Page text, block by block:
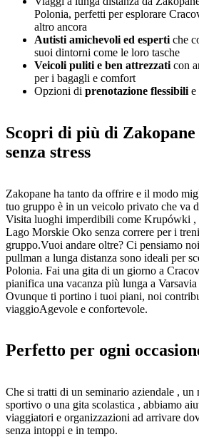
Polonia, perfetti per esplorare
altro ancora
Autisti amichevoli ed esperti che
suoi dintorni come le loro tasche
Veicoli puliti e ben attrezzati con
per i bagagli e comfort
Opzioni di prenotazione flessibili e
Scopri di più di Zakopane
senza stress
Zakopane ha tanto da offrire e il modo
tuo gruppo è in un veicolo privato che va
Visita luoghi imperdibili come Krupówki ,
Lago Morskie Oko senza correre per i
gruppo.Vuoi andare oltre? Ci pensiamo
pullman a lunga distanza sono ideali per
Polonia. Fai una gita di un giorno a
pianifica una vacanza più lunga a
Ovunque ti portino i tuoi piani, noi
viaggioAgevole e confortevole.
Perfetto per ogni
Che si tratti di un seminario aziendale ,
sportivo o una gita scolastica , abbiamo
viaggiatori e organizzazioni ad arrivare
senza intoppi e in tempo.